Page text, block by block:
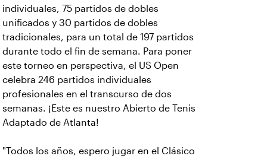
individuales, 75 partidos de dobles
unificados y 30 partidos de dobles
tradicionales, para un total de 197 partidos
durante todo el fin de semana. Para poner
este torneo en perspectiva, el US Open
celebra 246 partidos individuales
profesionales en el transcurso de dos
semanas. ¡Este es nuestro Abierto de Tenis
Adaptado de Atlanta!
"Todos los años, espero jugar en el Clásico